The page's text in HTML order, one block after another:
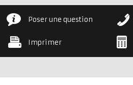
Poser une question
Imprimer